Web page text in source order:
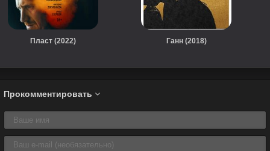
Пласт (2022) Ганн (2018)
Прокомментировать